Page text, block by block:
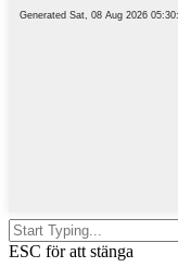
ESC för att stänga